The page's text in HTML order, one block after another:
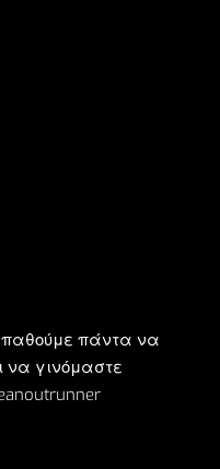
πάντα να
να γινόμαστε